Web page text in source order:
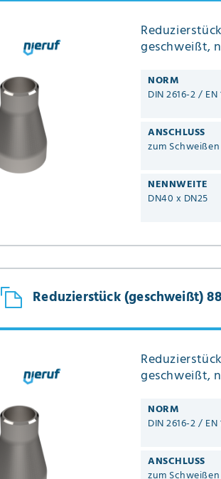
geschweißt,
NORM
DIN 2616-2 /
ANSCHLUSS
zum Schweißen
NENNWEITE
DN40 x DN25
Reduzierstück (geschweißt)
geschweißt,
NORM
DIN 2616-2 /
ANSCHLUSS
zum Schweißen